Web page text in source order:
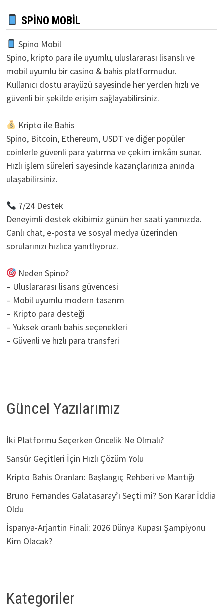
SPINO MOBIL
Spino Mobil
Spino, kripto para ile uyumlu, uluslararası lisanslı ve
mobil uyumlu bir casino & bahis platformudur.
Kullanıcı dostu arayüzü sayesinde her yerden hızlı ve
güvenli bir şekilde erişim sağlayabilirsiniz.
Kripto ile Bahis
Spino, Bitcoin, Ethereum, USDT ve diğer popüler
coinlerle güvenli para yatırma ve çekim imkânı sunar.
Hızlı işlem süreleri sayesinde kazançlarınıza anında
ulaşabilirsiniz.
7/24 Destek
Deneyimli destek ekibimiz günün her saati yanınızda.
Canlı chat, e-posta ve sosyal medya üzerinden
sorularınızı hızlıca yanıtlıyoruz.
Neden Spino?
– Uluslararası lisans güvencesi
– Mobil uyumlu modern tasarım
– Kripto para desteği
– Yüksek oranlı bahis seçenekleri
– Güvenli ve hızlı para transferi
Güncel Yazılarımız
İki Platformu Seçerken Öncelik Ne Olmalı?
Sansür Geçitleri İçin Hızlı Çözüm Yolu
Kripto Bahis Oranları: Başlangıç Rehberi ve Mantığı
Bruno Fernandes Galatasaray’ı Seçti mi? Son Karar İddia
Oldu
İspanya-Arjantin Finali: 2026 Dünya Kupası Şampiyonu
Kim Olacak?
Kategoriler